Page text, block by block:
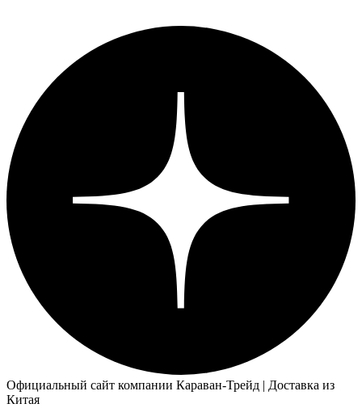
Официальный сайт компании Караван-Трейд | Доставка из
Китая